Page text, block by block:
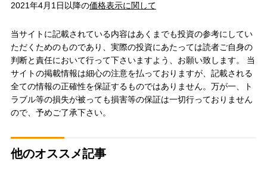
2021年4月1日以降の価格表示に関して
当サイトに記載されている内容はあくまでも投資の参考にしてい
ただくためのものであり、実際の投資にあたっては読者ご自身の
判断と責任において行って下さいますよう、お願い致します。 当
サイトの掲載情報は細心の注意を払っておりますが、記載される
全ての情報の正確性を保証するものではありません。万が一、ト
ラブル等の損失が被っても損害等の保証は一切行っておりません
ので、予めご了承下さい。
他のオススメ記事